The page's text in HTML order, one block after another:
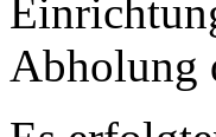
Abholung